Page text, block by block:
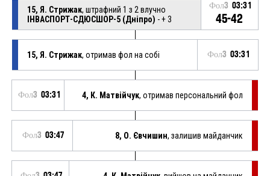
15, Я. Стрижак, штрафний 1 з 2 влучно
ІНВАСПОРТ-СДЮСШОР-5 (Дніпро) - + 3
Фол3 03:31
45-42
15, Я. Стрижак, отримав фол на собі Фол3 03:31
Фол3 03:31 4, К. Матвійчук, отримав персональний фол
Фол3 03:47 8, О. Євчишин, залишив майданчик